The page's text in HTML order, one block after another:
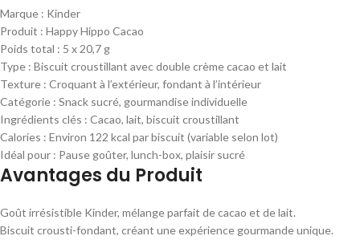
Marque : Kinder
Produit : Happy Hippo Cacao
Poids total : 5 x 20,7 g
Type : Biscuit croustillant avec double crème cacao et lait
Texture : Croquant à l’extérieur, fondant à l’intérieur
Catégorie : Snack sucré, gourmandise individuelle
Ingrédients clés : Cacao, lait, biscuit croustillant
Calories : Environ 122 kcal par biscuit (variable selon lot)
Idéal pour : Pause goûter, lunch-box, plaisir sucré
Avantages du Produit
Goût irrésistible Kinder, mélange parfait de cacao et de lait.
Biscuit crousti-fondant, créant une expérience gourmande unique.